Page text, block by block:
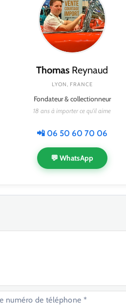
Thomas Reynaud
LYON, FRANCE
Fondateur & collectionneur
18 ans à importer ce qu'il aime
📲 06 50 60 70 06
💬 WhatsApp